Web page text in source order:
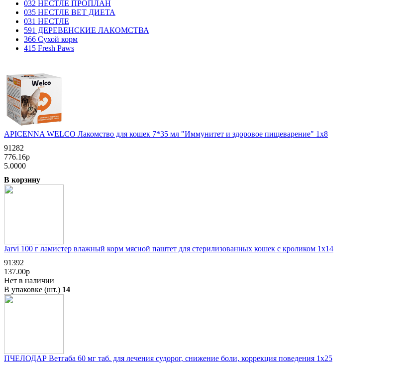
032 НЕСТЛЕ ПРОПЛАН
035 НЕСТЛЕ ВЕТ ДИЕТА
031 НЕСТЛЕ
591 ДЕРЕВЕНСКИЕ ЛАКОМСТВА
366 Сухой корм
415 Fresh Paws
APICENNA WELCO Лакомство для кошек 7*35 мл "Иммунитет и здоровое пищеварение" 1х8
91282
776.16р
5.0000
В корзину
Jarvi 100 г ламистер влажный корм мясной паштет для стерилизованных кошек с кроликом 1х14
91392
137.00р
Нет в наличии
В упаковке (шт.) 14
ПЧЕЛОДАР Ветгаба 60 мг таб. для лечения судорог, снижение боли, коррекция поведения 1x25